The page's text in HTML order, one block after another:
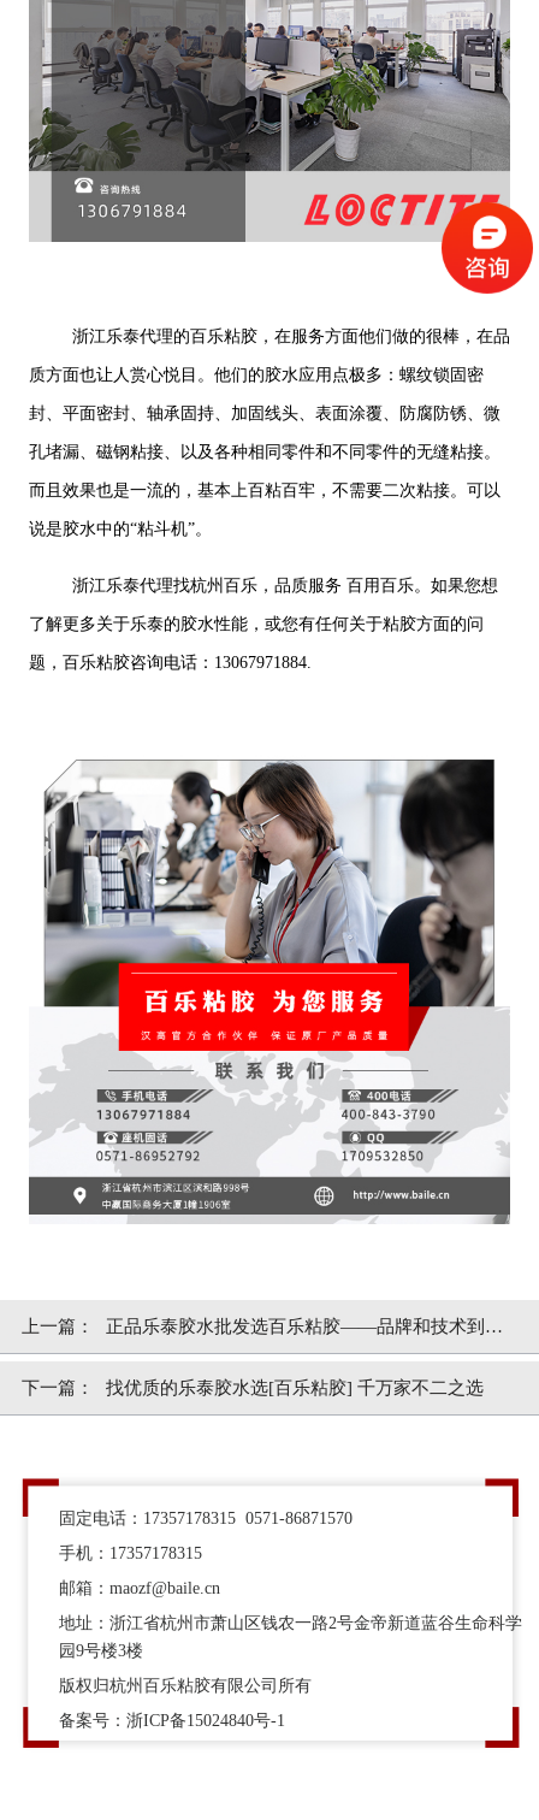
浙江乐泰代理的百乐粘胶，在服务方面他们做的很棒，在品
质方面也让人赏心悦目。他们的胶水应用点极多：螺纹锁固密
封、平面密封、轴承固持、加固线头、表面涂覆、防腐防锈、微
孔堵漏、磁钢粘接、以及各种相同零件和不同零件的无缝粘接。
而且效果也是一流的，基本上百粘百牢，不需要二次粘接。可以
说是胶水中的“粘斗机”。
浙江乐泰代理找杭州百乐，品质服务 百用百乐。如果您想
了解更多关于乐泰的胶水性能，或您有任何关于粘胶方面的问
题，百乐粘胶咨询电话：13067971884.
上一篇： 正品乐泰胶水批发选百乐粘胶——品牌和技术到位
【百乐粘胶】
下一篇： 找优质的乐泰胶水选[百乐粘胶] 千万家不二之选
固定电话：17357178315 0571-86871570
手机：17357178315
邮箱：maozf@baile.cn
地址：浙江省杭州市萧山区钱农一路2号金帝新道蓝谷生命科学
园9号楼3楼
版权归杭州百乐粘胶有限公司所有
备案号：浙ICP备15024840号-1